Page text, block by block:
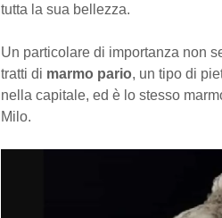
tutta la sua bellezza.
Un particolare di importanza non
tratti di marmo pario, un tipo di
nella capitale, ed è lo stesso
Milo.